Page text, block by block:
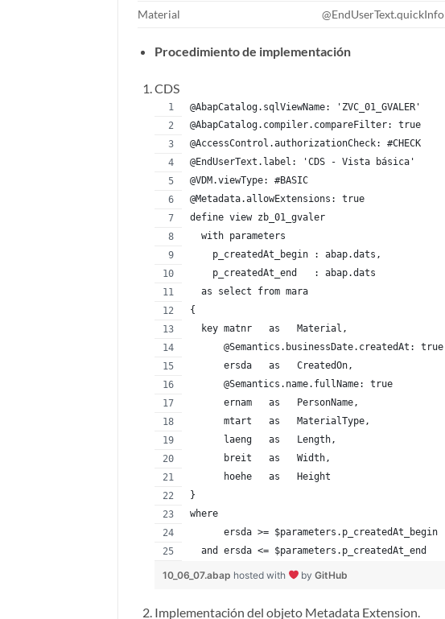
Material
@EndUserText.quickInfo
Procedimiento de implementación
CDS
@AbapCatalog.sqlViewName: 'ZVC_01_GVALER'
@AbapCatalog.compiler.compareFilter: true
@AccessControl.authorizationCheck: #CHECK
@EndUserText.label: 'CDS - Vista básica'
@VDM.viewType: #BASIC
@Metadata.allowExtensions: true
define view zb_01_gvaler
  with parameters
    p_createdAt_begin : abap.dats,
    p_createdAt_end   : abap.dats
  as select from mara
{
  key matnr   as   Material,
      @Semantics.businessDate.createdAt: true
      ersda   as   CreatedOn,
      @Semantics.name.fullName: true
      ernam   as   PersonName,
      mtart   as   MaterialType,
      laeng   as   Length,
      breit   as   Width,
      hoehe   as   Height
}
where
      ersda >= $parameters.p_createdAt_begin
  and ersda <= $parameters.p_createdAt_end
10_06_07.abap hosted with byGitHub
Implementación del objeto Metadata Extension.